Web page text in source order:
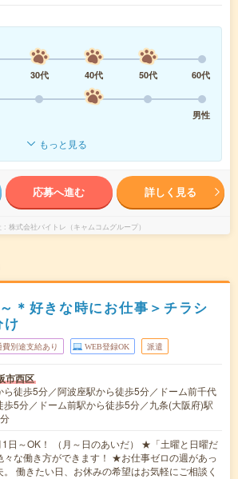
30代 40代 50代
60代
男性
もっと見る
応募へ進む 詳しく見る
株式会社バイトレ（キャムコムグループ）
＊好きな時にお仕事＞チラシ
け
費別途支給あり WEB登録OK 派遣
市西区
ら徒歩5分／阿波座駅から徒歩5分／ドーム前千代
歩5分／ドーム前駅から徒歩5分／九条(大阪府)駅
日～OK！ （月～日のあいだ） ★「土曜と日曜だ
々な働き方ができます！ ★お仕事ゼロの週があっ
。 働きたい日、お休みの希望はお気軽にご相談く